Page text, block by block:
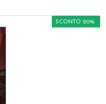
SCONTO 20%